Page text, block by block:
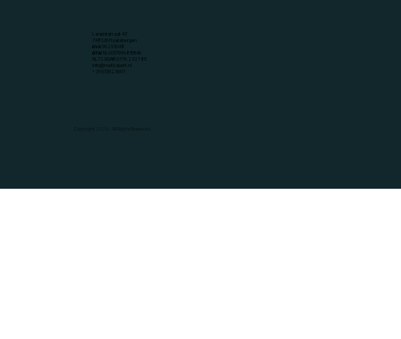
Lansinkstraat 47
7481JN Haaksbergen
KVK 96291648
BTW
NL005199688B46
NL72 KNAB 0776 2321 85
info@metbabett.nl
+ 31 613523697